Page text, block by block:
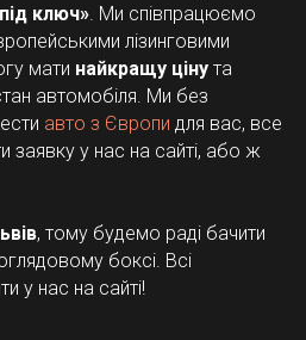
ключ». Ми співпрацюємо
лізинговими
мати найкращу ціну та
автомобіля. Ми без
авто з Європи для вас, все
заявку у нас на сайті, або ж
, тому будемо раді бачити
боксі. Всі
у нас на сайті!